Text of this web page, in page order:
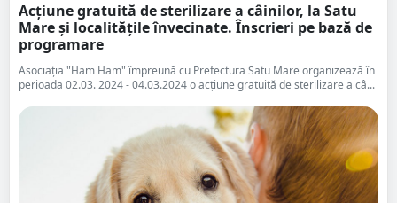
Acțiune gratuită de sterilizare a câinilor, la Satu
Mare și localitățile învecinate. Înscrieri pe bază de
programare
Asociația "Ham Ham" împreună cu Prefectura Satu Mare organizează în
perioada 02.03. 2024 - 04.03.2024 o acțiune gratuită de sterilizare a câ...